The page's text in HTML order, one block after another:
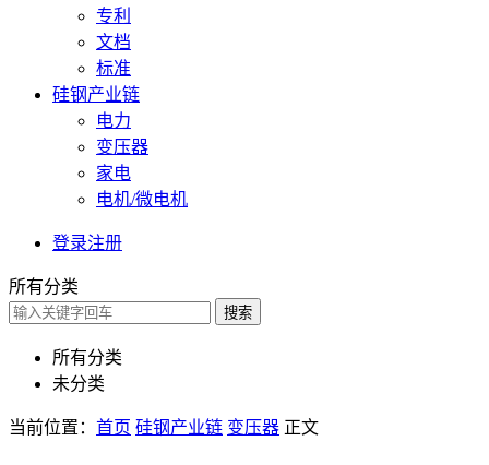
专利
文档
标准
硅钢产业链
电力
变压器
家电
电机/微电机
登录注册
所有分类
搜索
所有分类
未分类
当前位置： 首页 硅钢产业链 变压器 正文